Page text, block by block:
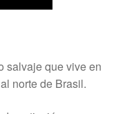
salvaje que vive en
norte de Brasil.